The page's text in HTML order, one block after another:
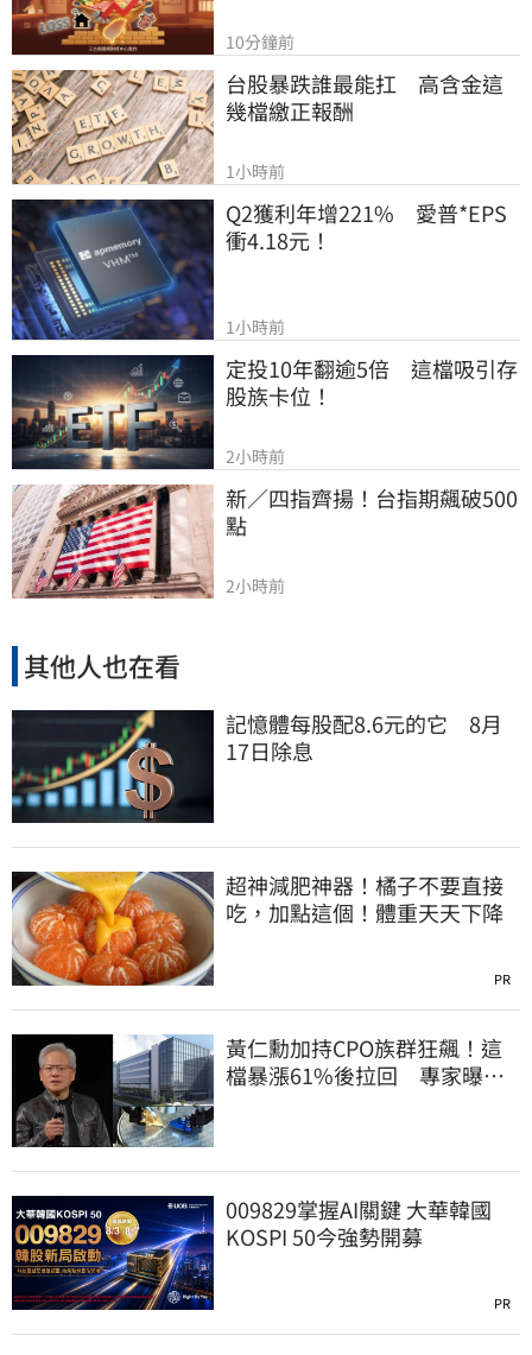
10分鐘前
台股暴跌誰最能扛　高含金這
幾檔繳正報酬
1小時前
Q2獲利年增221%　愛普*EPS
衝4.18元！
1小時前
定投10年翻逾5倍　這檔吸引存
股族卡位！
2小時前
新／四指齊揚！台指期飆破500
點
2小時前
其他人也在看
記憶體每股配8.6元的它 8月
17日除息
超神減肥神器！橘子不要直接
吃，加點這個！體重天天下降
PR
黃仁勳加持CPO族群狂飆！這
檔暴漲61%後拉回 專家曝
009829掌握AI關鍵 大華韓國
KOSPI 50今強勢開募
PR